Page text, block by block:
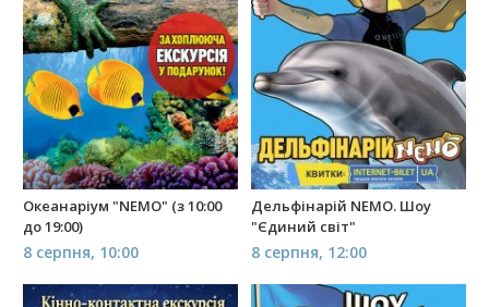
Океанаріум "NEMO" (з 10:00
до 19:00)
8 серпня, 10:00
Дельфінарій NEMO. Шоу
"Єдиний світ"
8 серпня, 12:00